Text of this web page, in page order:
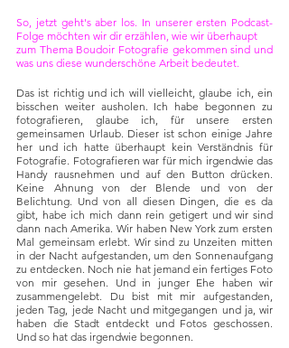
So, jetzt geht's aber los. In unserer ersten Podcast-
Folge möchten wir dir erzählen, wie wir überhaupt
zum Thema Boudoir Fotografie gekommen sind und
was uns diese wunderschöne Arbeit bedeutet.
Das ist richtig und ich will vielleicht, glaube ich, ein
bisschen weiter ausholen. Ich habe begonnen zu
fotografieren, glaube ich, für unsere ersten
gemeinsamen Urlaub. Dieser ist schon einige Jahre
her und ich hatte überhaupt kein Verständnis für
Fotografie. Fotografieren war für mich irgendwie das
Handy rausnehmen und auf den Button drücken.
Keine Ahnung von der Blende und von der
Belichtung. Und von all diesen Dingen, die es da
gibt, habe ich mich dann rein getigert und wir sind
dann nach Amerika. Wir haben New York zum ersten
Mal gemeinsam erlebt. Wir sind zu Unzeiten mitten
in der Nacht aufgestanden, um den Sonnenaufgang
zu entdecken. Noch nie hat jemand ein fertiges Foto
von mir gesehen. Und in junger Ehe haben wir
zusammengelebt. Du bist mit mir aufgestanden,
jeden Tag, jede Nacht und mitgegangen und ja, wir
haben die Stadt entdeckt und Fotos geschossen.
Und so hat das irgendwie begonnen.